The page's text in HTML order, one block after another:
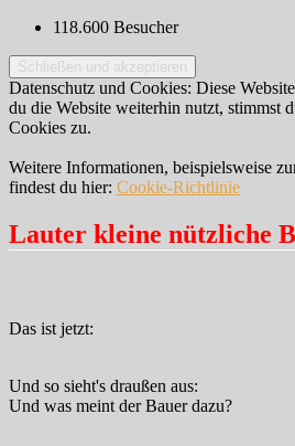
118.600 Besucher
Datenschutz und Cookies: Diese
du die Website weiterhin nutzt, stimmst
Cookies zu.
Weitere Informationen, beispielsweise
findest du hier: Cookie-Richtlinie
Lauter kleine nützliche
Das ist jetzt:
Und so sieht's draußen aus:
Und was meint der Bauer dazu?